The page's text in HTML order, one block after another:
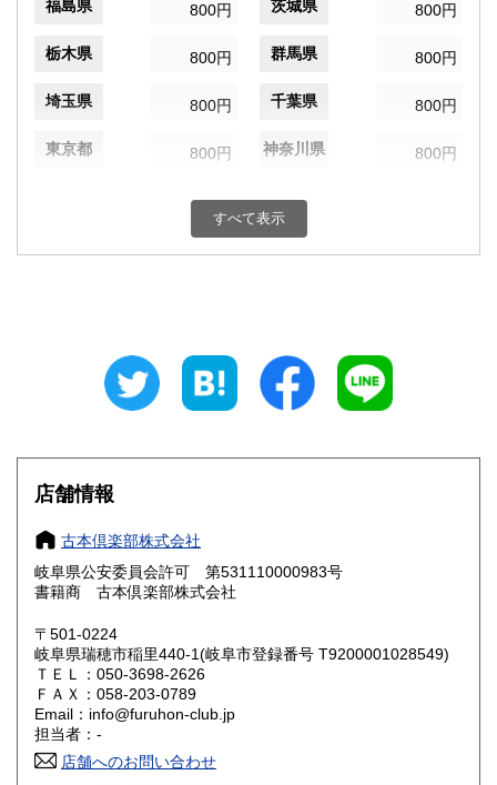
福島県 800円 茨城県 800円
栃木県 800円 群馬県 800円
埼玉県 800円 千葉県 800円
東京都 800円 神奈川県 800円
800円 富山県
800円 三重県
大阪府
奈良県 800円
鳥取県 800円 島根県
岡山県
山口県 800円
香川県 800円
高知県 800円
すべて表示
店舗情報
古本倶楽部株式会社
岐阜県公安委員会許可 第531110000983号
書籍商 古本倶楽部株式会社
〒501-0224
岐阜県瑞穂市稲里440-1(岐阜市登録番号 T9200001028549)
ＴＥＬ：050-3698-2626
ＦＡＸ：058-203-0789
Email：info@furuhon-club.jp
担当者：-
店舗へのお問い合わせ